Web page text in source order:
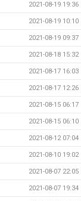
2021-08-19 19:36
2021-08-19 10:10
2021-08-19 09:37
2021-08-18 15:32
2021-08-17 16:03
2021-08-17 12:26
2021-08-15 06:17
2021-08-15 06:10
2021-08-12 07:04
2021-08-10 19:02
2021-08-07 22:05
2021-08-07 19:34